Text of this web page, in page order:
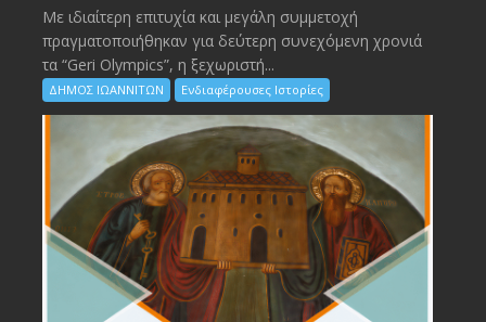
Με ιδιαίτερη επιτυχία και μεγάλη συμμετοχή
πραγματοποιήθηκαν για δεύτερη συνεχόμενη χρονιά
τα “Geri Olympics”, η ξεχωριστή...
ΔΗΜΟΣ ΙΩΑΝΝΙΤΩΝ Ενδιαφέρουσες Ιστορίες